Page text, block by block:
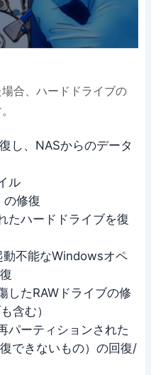
合、ハードドライブの
し、NASからのデータ
ル
の修復
たハードドライブを復
不能なWindowsオペ
したRAWドライブの修
含む）
パーティションされた
できないもの）の回復/